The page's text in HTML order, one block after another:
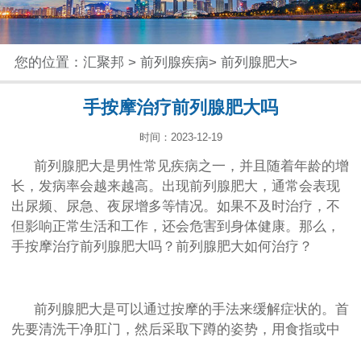
您的位置： 汇聚邦 > 前列腺疾病> 前列腺肥大>
手按摩治疗前列腺肥大吗
时间：2023-12-19
前列腺肥大是男性常见疾病之一，并且随着年龄的增
长，发病率会越来越高。出现前列腺肥大，通常会表现
出尿频、尿急、夜尿增多等情况。如果不及时治疗，不
但影响正常生活和工作，还会危害到身体健康。那么，
手按摩治疗前列腺肥大吗？前列腺肥大如何治疗？
前列腺肥大是可以通过按摩的手法来缓解症状的。首
先要清洗干净肛门，然后采取下蹲的姿势，用食指或中